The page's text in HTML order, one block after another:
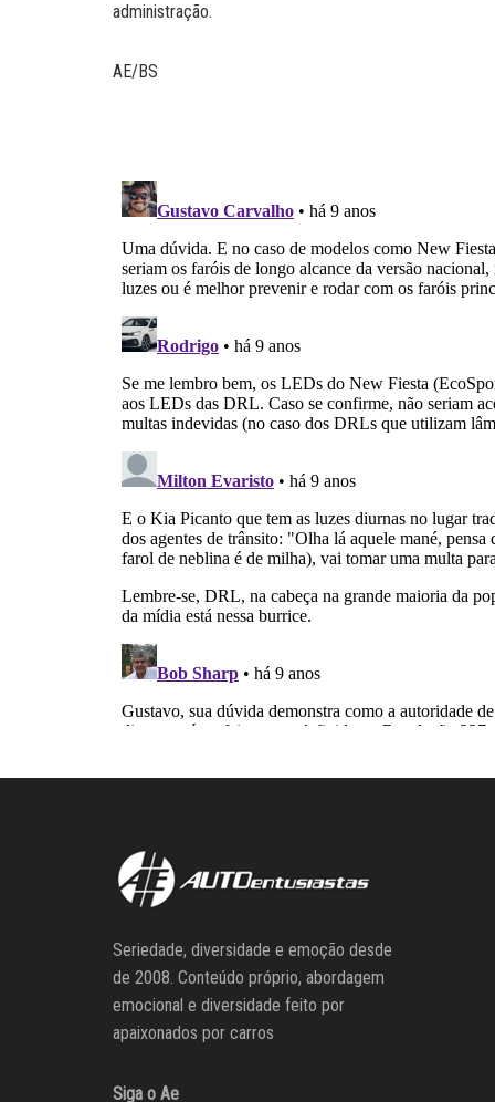
administração.
AE/BS
Seriedade, diversidade e emoção desde
de 2008. Conteúdo próprio, abordagem
emocional e diversidade feito por
apaixonados por carros
Siga o Ae